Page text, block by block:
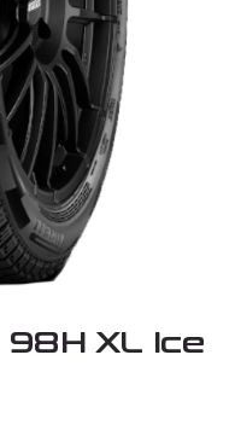
98H XL Ice